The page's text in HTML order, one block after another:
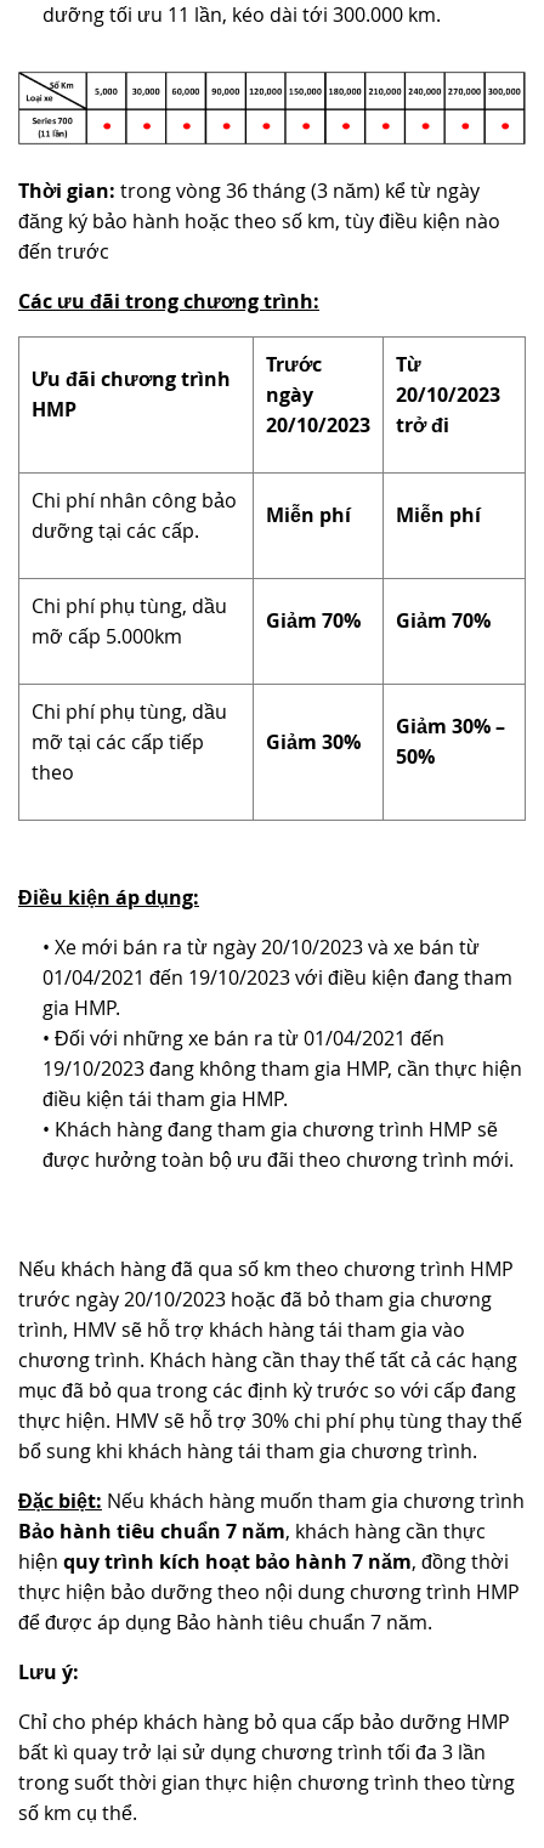
dưỡng tối ưu 11 lần, kéo dài tới 300.000 km.
Thời gian: trong vòng 36 tháng (3 năm) kể từ ngày
đăng ký bảo hành hoặc theo số km, tùy điều kiện nào
đến trước
Các ưu đãi trong chương trình:
Ưu đãi chương trình
HMP
Trước
ngày
20/10/2023
Từ
20/10/2023
trở đi
Chi phí nhân công bảo
dưỡng tại các cấp.
Miễn phí Miễn phí
Chi phí phụ tùng, dầu
mỡ cấp 5.000km
Giảm 70% Giảm 70%
Chi phí phụ tùng, dầu
mỡ tại các cấp tiếp
theo
Giảm 30%
Giảm 30% –
50%
Điều kiện áp dụng:
• Xe mới bán ra từ ngày 20/10/2023 và xe bán từ
01/04/2021 đến 19/10/2023 với điều kiện đang tham
gia HMP.
• Đối với những xe bán ra từ 01/04/2021 đến
19/10/2023 đang không tham gia HMP, cần thực hiện
điều kiện tái tham gia HMP.
• Khách hàng đang tham gia chương trình HMP sẽ
được hưởng toàn bộ ưu đãi theo chương trình mới.
Nếu khách hàng đã qua số km theo chương trình HMP
trước ngày 20/10/2023 hoặc đã bỏ tham gia chương
trình, HMV sẽ hỗ trợ khách hàng tái tham gia vào
chương trình. Khách hàng cần thay thế tất cả các hạng
mục đã bỏ qua trong các định kỳ trước so với cấp đang
thực hiện. HMV sẽ hỗ trợ 30% chi phí phụ tùng thay thế
bổ sung khi khách hàng tái tham gia chương trình.
Đặc biệt: Nếu khách hàng muốn tham gia chương trình
Bảo hành tiêu chuẩn 7 năm, khách hàng cần thực
hiện quy trình kích hoạt bảo hành 7 năm, đồng thời
thực hiện bảo dưỡng theo nội dung chương trình HMP
để được áp dụng Bảo hành tiêu chuẩn 7 năm.
Lưu ý:
Chỉ cho phép khách hàng bỏ qua cấp bảo dưỡng HMP
bất kì quay trở lại sử dụng chương trình tối đa 3 lần
trong suốt thời gian thực hiện chương trình theo từng
số km cụ thể.